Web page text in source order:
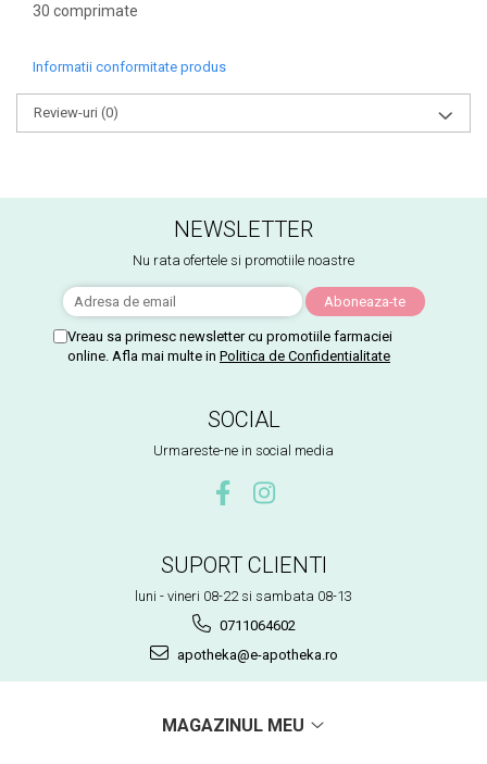
30 comprimate
Informatii conformitate produs
Review-uri (0)
NEWSLETTER
Nu rata ofertele si promotiile noastre
Vreau sa primesc newsletter cu promotiile farmaciei
online. Afla mai multe in Politica de Confidentialitate
SOCIAL
Urmareste-ne in social media
SUPORT CLIENTI
luni - vineri 08-22 si sambata 08-13
0711064602
apotheka@e-apotheka.ro
MAGAZINUL MEU